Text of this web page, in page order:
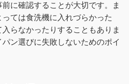
に確認することが大切です。ま
ては食洗機に入れづらかった
らなかったりすることもありま
ン選びに失敗しないためのポイ